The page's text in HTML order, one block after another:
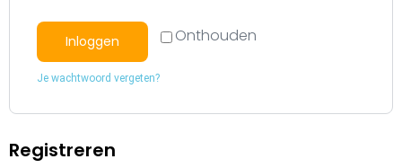
Onthouden
Inloggen
Je wachtwoord vergeten?
Registreren